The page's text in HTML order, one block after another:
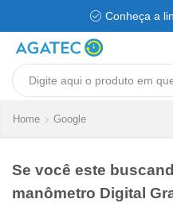
Conheça a
Home Google
Se você este
manômetro Digital